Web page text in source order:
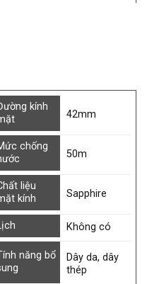
kính
42mm
chống
50m
liệu
kính
Sapphire
Không có
năng bổ
Dây da, dây
thép